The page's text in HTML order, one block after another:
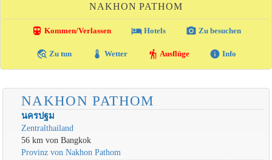
NAKHON PATHOM
directions_transit Kommen/Verlassen local_hotelHotels photo_camera Zu besuchen
travel_explore Zu tun thermostat Wetter hiking Ausflüge info Info
NAKHON PATHOM
นครปฐม
Zentralthailand
56 km von Bangkok
Provinz von Nakhon Pathom